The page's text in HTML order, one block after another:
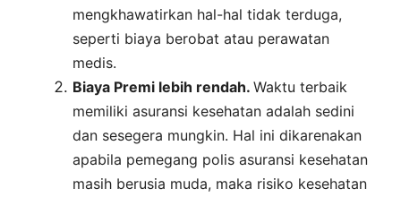
mengkhawatirkan hal-hal tidak terduga,
seperti biaya berobat atau perawatan
medis.
Biaya Premi lebih rendah. Waktu terbaik
memiliki asuransi kesehatan adalah sedini
dan sesegera mungkin. Hal ini dikarenakan
apabila pemegang polis asuransi kesehatan
masih berusia muda, maka risiko kesehatan